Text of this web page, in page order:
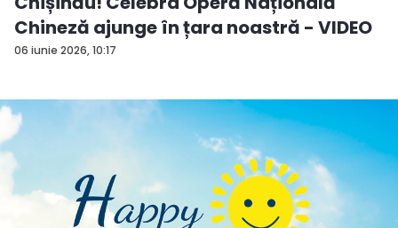
06 iunie 2026, 10:17
Chineză ajunge în țara noastră - VIDEO